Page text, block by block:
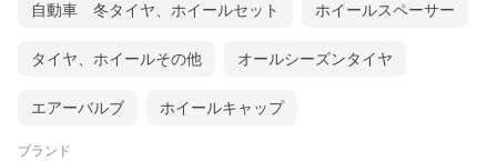
自動車 冬タイヤ、ホイールセット ホイールスペーサー
タイヤ、ホイールその他 オールシーズンタイヤ
エアーバルブ ホイールキャップ
ブランド